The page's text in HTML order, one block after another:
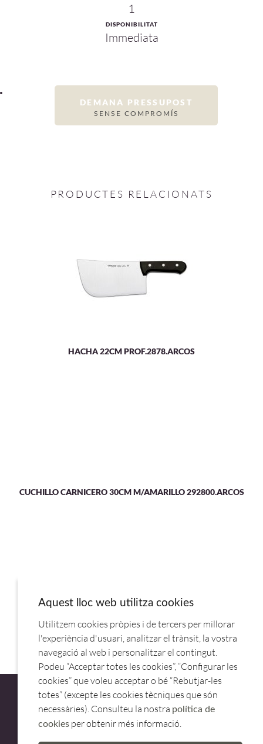
1
DISPONIBILITAT
Immediata
DEMANA PRESSUPOST
SENSE COMPROMÍS
PRODUCTES RELACIONATS
HACHA 22CM PROF.2878.ARCOS
CUCHILLO CARNICERO 30CM M/AMARILLO 292800.ARCOS
PLACA AFILAR 400/100 +SOPORTE 11939.COMAS
Aquest lloc web utilitza cookies
Utilitzem cookies pròpies i de tercers per millorar
l'experiència d'usuari, analitzar el trànsit, la vostra
navegació al web i personalitzar el contingut.
Podeu “Acceptar totes les cookies”, “Configurar les
cookies” que voleu acceptar o bé “Rebutjar-les
totes” (excepte les cookies tècniques que són
necessàries). Consulteu la nostra política de
cookies per obtenir més informació.